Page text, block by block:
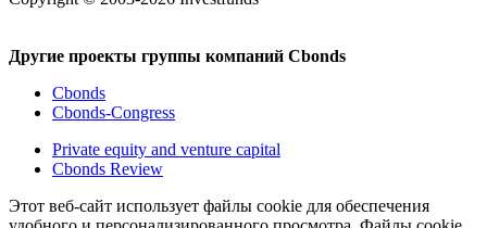
Другие проекты группы компаний Cbonds
Cbonds
Cbonds-Congress
Private equity and venture capital
Cbonds Review
Этот веб-сайт использует файлы cookie для обеспечения